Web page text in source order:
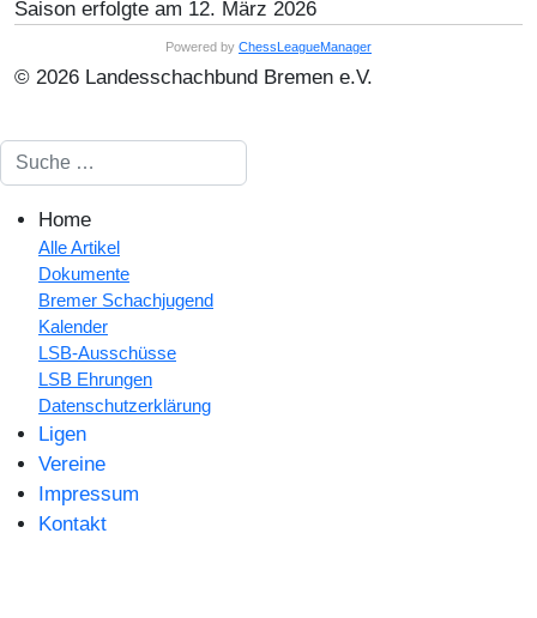
Saison erfolgte am 12. März 2026
Powered by ChessLeagueManager
© 2026 Landesschachbund Bremen e.V.
Suchen
Home
Alle Artikel
Dokumente
Bremer Schachjugend
Kalender
LSB-Ausschüsse
LSB Ehrungen
Datenschutzerklärung
Ligen
Vereine
Impressum
Kontakt